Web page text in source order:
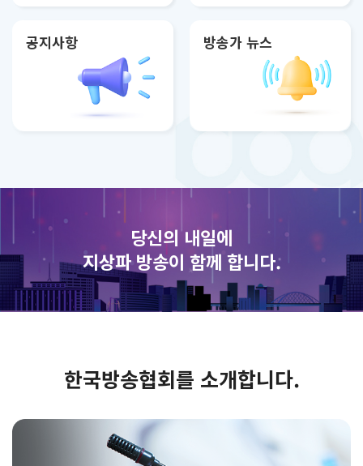
공지사항 방송가 뉴스
당신의 내일에
지상파 방송이 함께 합니다.
한국방송협회를 소개합니다.